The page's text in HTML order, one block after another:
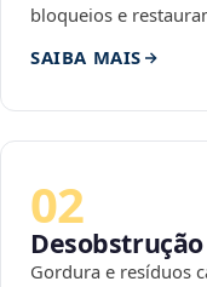
bloqueios e
SAIBA MAIS
02
Gordura e resíduos